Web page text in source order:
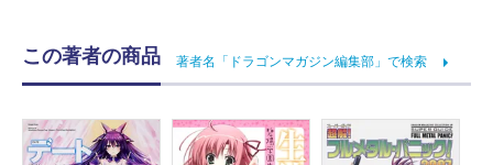
この著者の商品 著者名「ドラゴンマガジン編集部」で検索